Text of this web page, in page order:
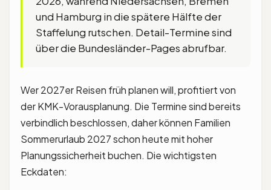
und Hamburg in die spätere Hälfte der
Staffelung rutschen. Detail-Termine sind
über die Bundesländer-Pages abrufbar.
Wer 2027er Reisen früh planen will, profitiert von
der KMK-Vorausplanung. Die Termine sind bereits
verbindlich beschlossen, daher können Familien
Sommerurlaub 2027 schon heute mit hoher
Planungssicherheit buchen. Die wichtigsten
Eckdaten: